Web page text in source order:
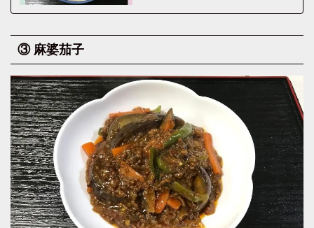
③ 麻婆茄子